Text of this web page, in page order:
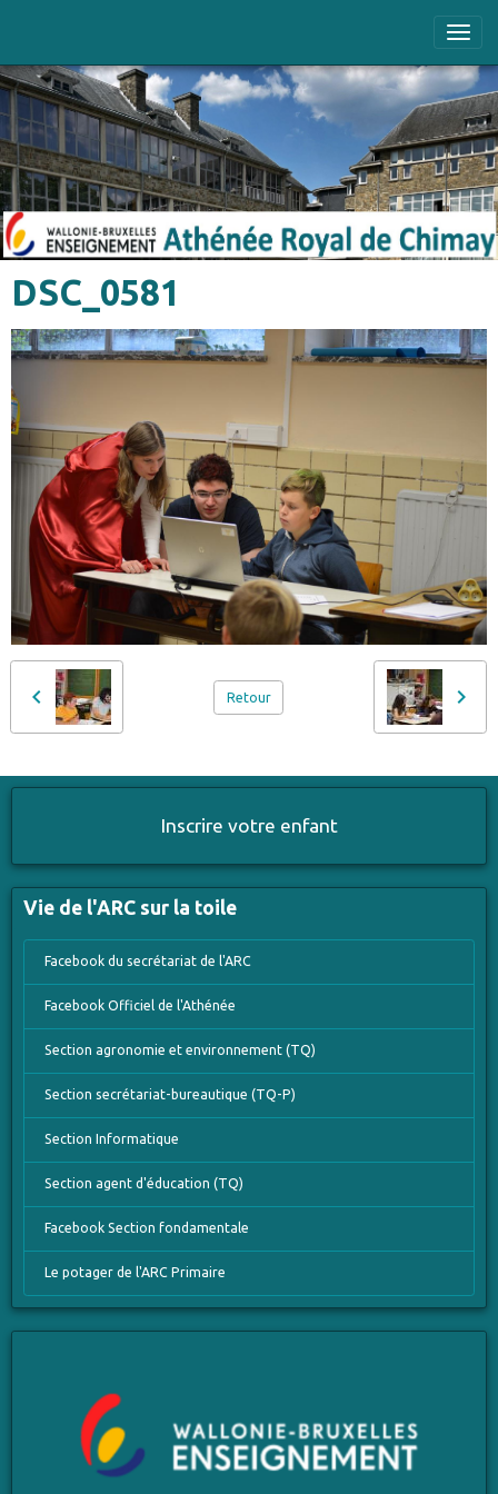
DSC_0581
Retour
Inscrire votre enfant
Vie de l'ARC sur la toile
Facebook du secrétariat de l'ARC
Facebook Officiel de l'Athénée
Section agronomie et environnement (TQ)
Section secrétariat-bureautique (TQ-P)
Section Informatique
Section agent d'éducation (TQ)
Facebook Section fondamentale
Le potager de l'ARC Primaire